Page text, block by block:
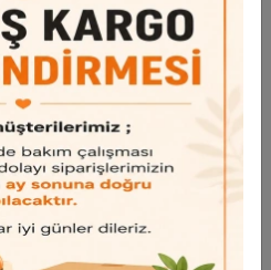
yorum yapılmadı.
Yap